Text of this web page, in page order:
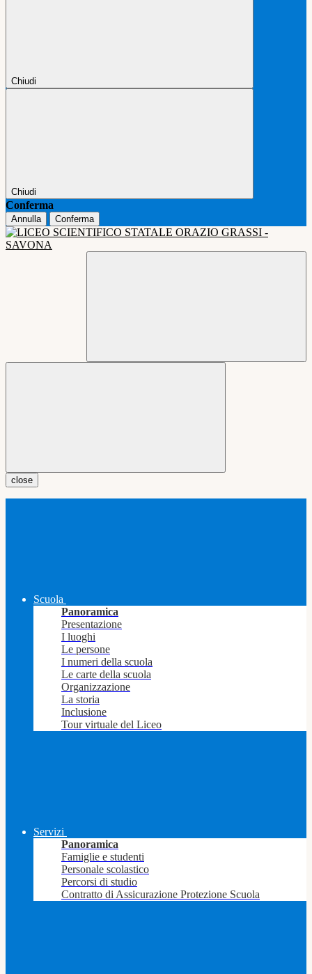
Chiudi
Chiudi
Conferma
Annulla Conferma
close
Scuola
Panoramica
Presentazione
I luoghi
Le persone
I numeri della scuola
Le carte della scuola
Organizzazione
La storia
Inclusione
Tour virtuale del Liceo
Servizi
Panoramica
Famiglie e studenti
Personale scolastico
Percorsi di studio
Contratto di Assicurazione Protezione Scuola